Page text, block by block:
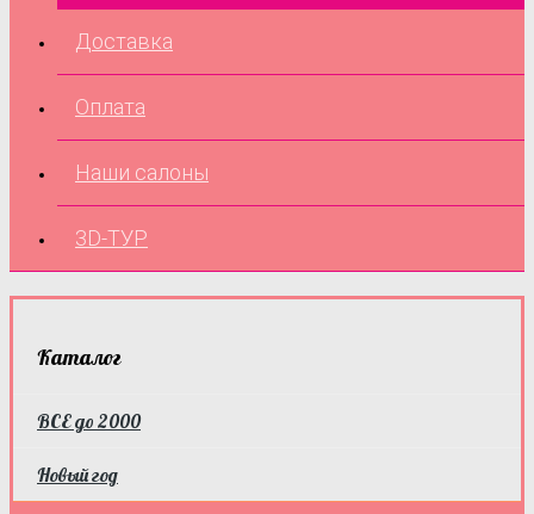
Доставка
Оплата
Наши салоны
3D-ТУР
Каталог
ВСЕ до 2000
Новый год